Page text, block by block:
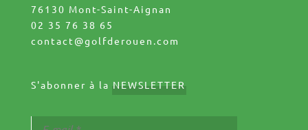
76130 Mont-Saint-Aignan
02 35 76 38 65
contact@golfderouen.com
S'abonner à la NEWSLETTER